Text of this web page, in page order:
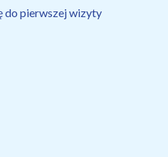
do pierwszej wizyty